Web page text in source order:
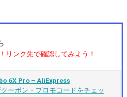
リンク先で確認してみよう！
6X Pro – AliExpress
ーポン・プロモコードをチェッ